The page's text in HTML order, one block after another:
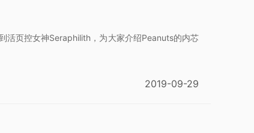
活页控女神Seraphilith，为大家介绍Peanuts的内芯
2019-09-29